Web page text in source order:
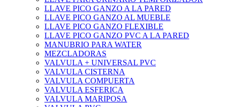
LLAVE PICO GANZO A LA PARED
LLAVE PICO GANZO AL MUEBLE
LLAVE PICO GANZO FLEXIBLE
LLAVE PICO GANZO PVC A LA PARED
MANUBRIO PARA WATER
MEZCLADORAS
VALVULA + UNIVERSAL PVC
VALVULA CISTERNA
VALVULA COMPUERTA
VALVULA ESFERICA
VALVULA MARIPOSA